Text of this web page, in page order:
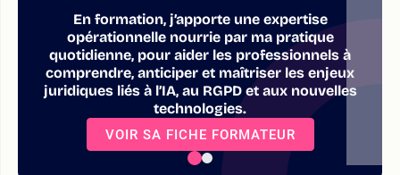
En formation, j’apporte une expertise
opérationnelle nourrie par ma pratique
quotidienne, pour aider les professionnels à
comprendre, anticiper et maîtriser les enjeux
juridiques liés à l’IA, au RGPD et aux nouvelles
technologies.
VOIR SA FICHE FORMATEUR